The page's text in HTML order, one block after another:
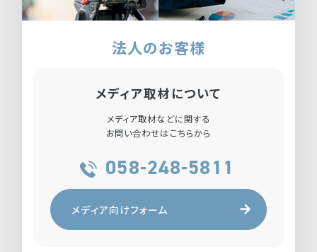
法人のお客様
メディア取材について
メディア取材などに関する
お問い合わせはこちらから
058-248-5811
メディア向けフォーム